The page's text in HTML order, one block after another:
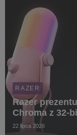
RAZER
Razer
Chroma z 32-
22 lipca 2026